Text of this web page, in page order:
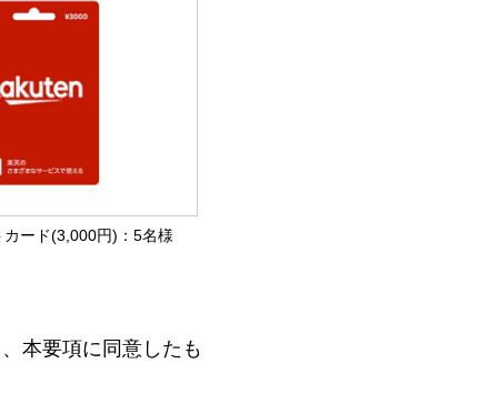
ード(3,000円)：5名様
本要項に同意したも